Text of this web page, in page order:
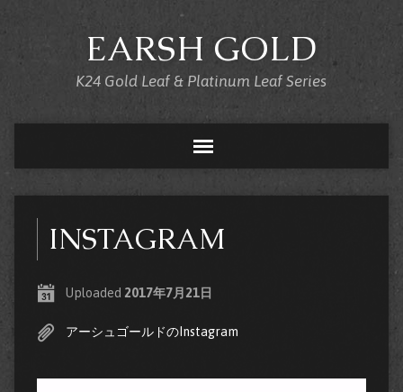
EARSH GOLD
K24 Gold Leaf & Platinum Leaf Series
INSTAGRAM
Uploaded 2017年7月21日
アーシュゴールドのInstagram